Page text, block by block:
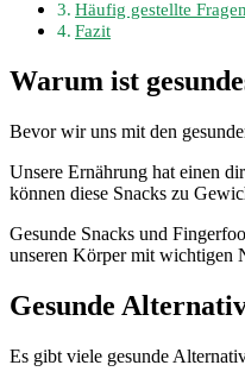
Häufig gestellte Fragen
Fazit
Warum ist
Bevor wir uns mit den
Unsere Ernährung hat einen
können diese Snacks zu
Gesunde Snacks und
unseren Körper mit wichtigen
Gesunde
Es gibt viele gesunde